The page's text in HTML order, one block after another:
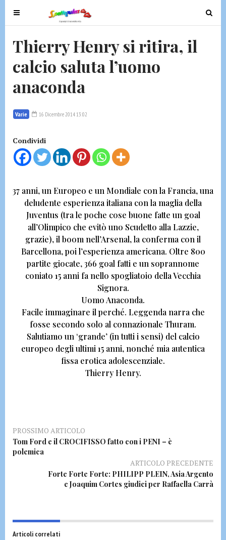
T
o
e
n
v
i
a
t
n
T
o
n
Thierry Henry si ritira, il
calcio saluta l’uomo
anaconda
Varie 16 Dicembre 2014 13:02
Condividi
37 anni, un Europeo e un Mondiale con la Francia, una
deludente esperienza italiana con la maglia della
Juventus (tra le poche cose buone fatte un goal
all’Olimpico che evitò uno Scudetto alla Lazzie,
grazie),il boom nell’Arsenal, la conferma con il
Barcellona, poi l’esperienza americana. Oltre 800
partite giocate, 366 goal fatti e un soprannome
coniato 15 anni fa nello spogliatoio della Vecchia
Signora.
Uomo Anaconda.
Facile immaginare il perché. Leggenda narra che
fosse secondo solo al connazionale Thuram.
Salutiamo un ‘grande’ (in tutti i sensi) del calcio
europeo degli ultimi 15 anni, nonché mia autentica
fissa erotica adolescenziale.
Thierry Henry.
PROSSIMO ARTICOLO
Tom Ford e il CROCIFISSO fatto con i PENI – è
polemica
ARTICOLO PRECEDENTE
Forte Forte Forte: PHILIPP PLEIN, Asia Argento
e Joaquim Cortes giudici per Raffaella Carrà
Articoli correlati